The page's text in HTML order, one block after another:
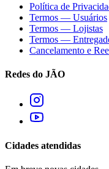
Política de
Termos — Usuários
Termos — Lojistas
Termos —
Cancelamento e
Redes do JÃO
Cidades atendidas